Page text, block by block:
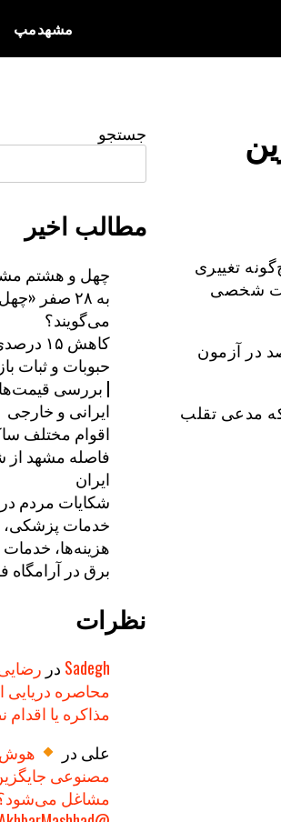
مشهدمپ
تغییری
شخصی
در کنکور علوم انسانی و ۱۲.۲۷ درصد در آزمون
در کنکور ۱۴۰۱ تا به امروز ۳۵۷ شبکه مدعی تقلب
جستجو
مطالب اخیر
چهل و هشتم
به ۲۸ صفر
می‌گویند؟
کاهش
حبوبات و ثبات
| بررسی
ایرانی و خارجی
اقوام مختلف
فاصله مشهد
ایران
شکایات مردم
خدمات پزشکی،
هزینه‌ها،
برق در
نظرات
Sadegh در
محاصره دریایی
مذاکره یا
علی در
هوش
مصنوعی
مشاغل